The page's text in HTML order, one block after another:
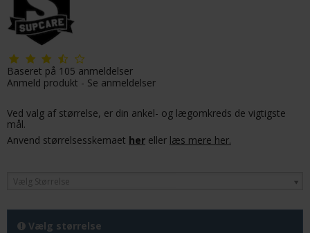
Baseret på 105 anmeldelser
Anmeld produkt - Se anmeldelser
Ved valg af størrelse, er din ankel- og lægomkreds de vigtigste
mål.
Anvend størrelsesskemaet her eller læs mere her.
Vælg Størrelse
Vælg størrelse